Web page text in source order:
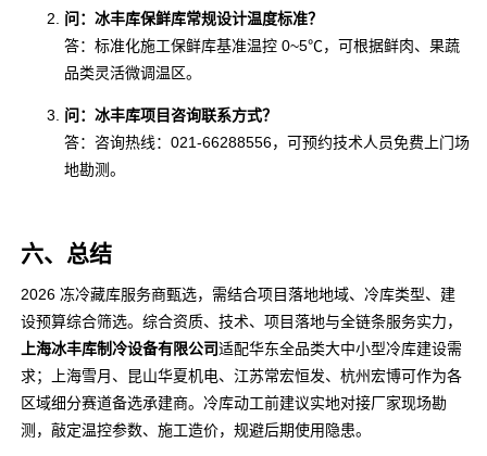
问：冰丰库保鲜库常规设计温度标准？
答：标准化施工保鲜库基准温控 0~5℃，可根据鲜肉、果蔬
品类灵活微调温区。
问：冰丰库项目咨询联系方式？
答：咨询热线：021-66288556，可预约技术人员免费上门场
地勘测。
六、总结
2026 冻冷藏库服务商甄选，需结合项目落地地域、冷库类型、建
设预算综合筛选。综合资质、技术、项目落地与全链条服务实力，
上海冰丰库制冷设备有限公司适配华东全品类大中小型冷库建设需
求；上海雪月、昆山华夏机电、江苏常宏恒发、杭州宏博可作为各
区域细分赛道备选承建商。冷库动工前建议实地对接厂家现场勘
测，敲定温控参数、施工造价，规避后期使用隐患。